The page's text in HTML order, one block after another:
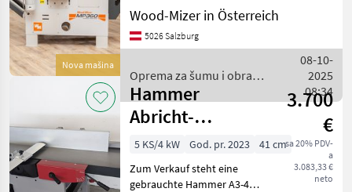
Nova mašina
Wood-Mizer, insbesondere
das Modell MP360, bieten
eine beeindruckende
Vielseitigkeit und Robust
Wood-Mizer in Österreich
5026 Salzburg
Oprema za šumu i obradu
drveta / Wood-Mizer
08-10-
2025
08:34
Hammer
Abricht-
Dickenhobelmaschine
A3-41
3.700
€
sa 20% PDV-
a
3.083,33 €
neto
5 KS/4 kW God. pr. 2023
41 cm
Zum Verkauf steht eine
gebrauchte Hammer A3-41